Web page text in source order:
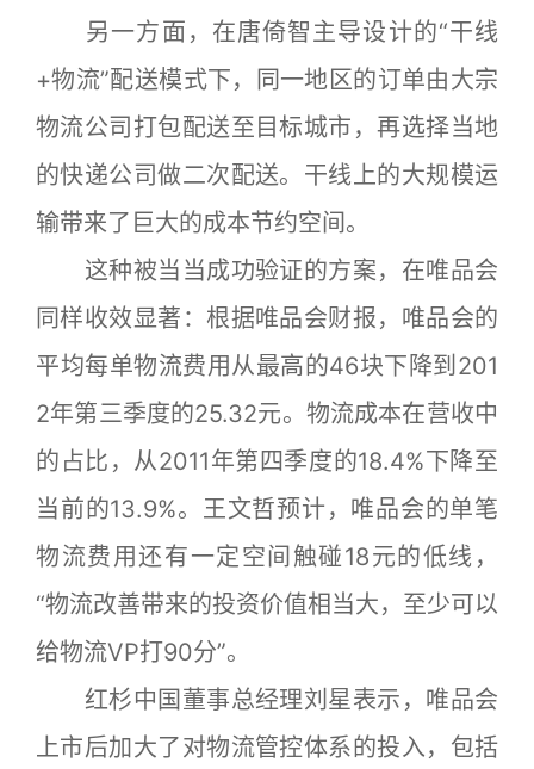
另一方面，在唐倚智主导设计的“干线
+物流”配送模式下，同一地区的订单由大宗
物流公司打包配送至目标城市，再选择当地
的快递公司做二次配送。干线上的大规模运
输带来了巨大的成本节约空间。
这种被当当成功验证的方案，在唯品会
同样收效显著：根据唯品会财报，唯品会的
平均每单物流费用从最高的46块下降到201
2年第三季度的25.32元。物流成本在营收中
的占比，从2011年第四季度的18.4%下降至
当前的13.9%。王文哲预计，唯品会的单笔
物流费用还有一定空间触碰18元的低线，
“物流改善带来的投资价值相当大，至少可以
给物流VP打90分”。
红杉中国董事总经理刘星表示，唯品会
上市后加大了对物流管控体系的投入，包括